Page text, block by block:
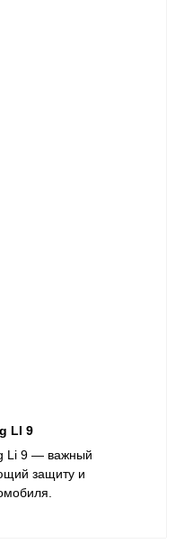
LI 9
Li 9 — важный
защиту и